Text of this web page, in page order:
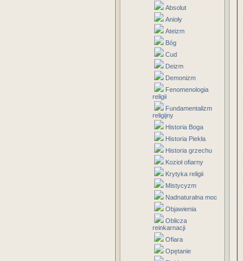
Absolut
Anioły
Ateizm
Bóg
Cud
Deizm
Demonizm
Fenomenologia
religii
Fundamentalizm
religijny
Historia Boga
Historia Piekła
Historia grzechu
Kozioł ofiarny
Krytyka religii
Mistycyzm
Nadnaturalna moc
Objawienia
Oblicza
reinkarnacji
Ofiara
Opętanie